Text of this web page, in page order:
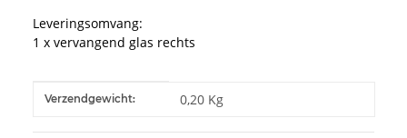
Leveringsomvang:
1 x vervangend glas rechts
#productDetails.itemInformation#
#productDetails.itemValue#
Verzendgewicht: 0,20 Kg